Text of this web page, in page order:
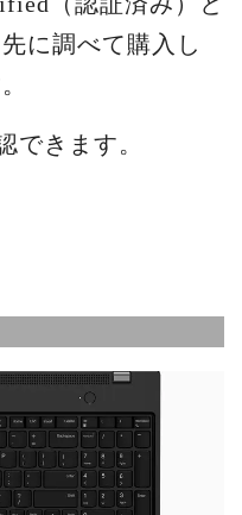
に調べて購入し
できます。